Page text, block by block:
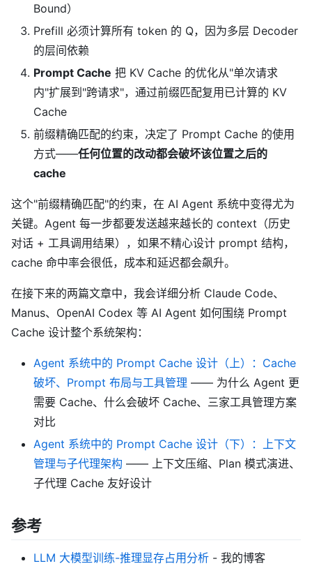
Bound）
Prefill 必须计算所有 token 的 Q，因为多层 Decoder
的层间依赖
Prompt Cache 把 KV Cache 的优化从"单次请求
内"扩展到"跨请求"，通过前缀匹配复用已计算的 KV
Cache
前缀精确匹配的约束，决定了 Prompt Cache 的使用
方式——任何位置的改动都会破坏该位置之后的
cache
这个"前缀精确匹配"的约束，在 AI Agent 系统中变得尤为
关键。Agent 每一步都要发送越来越长的 context（历史
对话 + 工具调用结果），如果不精心设计 prompt 结构，
cache 命中率会很低，成本和延迟都会飙升。
在接下来的两篇文章中，我会详细分析 Claude Code、
Manus、OpenAI Codex 等 AI Agent 如何围绕 Prompt
Cache 设计整个系统架构：
Agent 系统中的 Prompt Cache 设计（上）：Cache
破坏、Prompt 布局与工具管理 —— 为什么 Agent 更
需要 Cache、什么会破坏 Cache、三家工具管理方案
对比
Agent 系统中的 Prompt Cache 设计（下）：上下文
管理与子代理架构 —— 上下文压缩、Plan 模式演进、
子代理 Cache 友好设计
参考
LLM 大模型训练-推理显存占用分析 - 我的博客